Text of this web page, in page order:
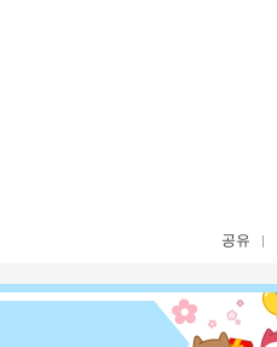
공유